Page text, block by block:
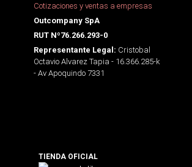
Cotizaciones y ventas a empresas
Outcompany SpA
RUT Nº76.266.293-0
Representante Legal: Cristobal
Octavio Alvarez Tapia - 16.366.285-k
- Av Apoquindo 7331
TIENDA OFICIAL